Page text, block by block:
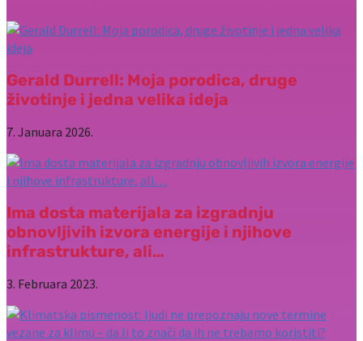
Gerald Durrell: Moja porodica, druge
životinje i jedna velika ideja
7. Januara 2026.
Ima dosta materijala za izgradnju
obnovljivih izvora energije i njihove
infrastrukture, ali…
3. Februara 2023.